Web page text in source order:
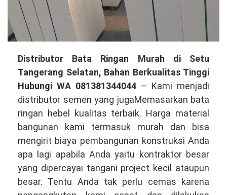
Distributor
Bata
Ringan
Murah
di
Setu
Tangerang
Selatan,
Bahan
Pilihan
Distributor Bata Ringan Murah di Setu
Tangerang Selatan, Bahan Berkualitas Tinggi
Hubungi WA 081381344044 – Kami menjadi
distributor semen yang jugaMemasarkan bata
ringan hebel kualitas terbaik. Harga material
bangunan kami termasuk murah dan bisa
mengirit biaya pembangunan konstruksi Anda
apa lagi apabila Anda yaitu kontraktor besar
yang dipercayai tangani project kecil ataupun
besar. Tentu Anda tak perlu cemas karena